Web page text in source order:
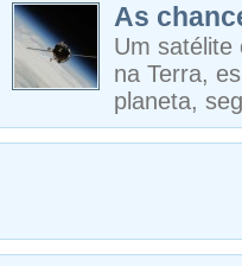
As
Um satélite
na Terra,
planeta,